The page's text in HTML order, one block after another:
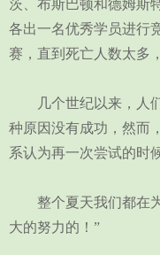
茨、布斯巴顿和德姆斯
各出一名优秀学员进行
赛，直到死亡人数太多
几个世纪以来，人们
种原因没有成功，然而
系认为再一次尝试的时
整个夏天我们都在为
大的努力的！”